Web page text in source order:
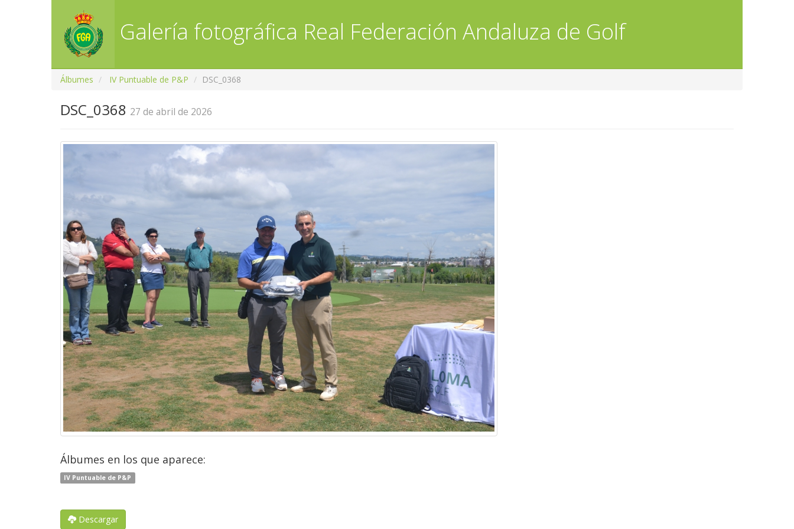
Galería fotográfica Real Federación Andaluza de Golf
Álbumes IV Puntuable de P&P DSC_0368
DSC_0368 27 de abril de 2026
Álbumes en los que aparece:
IV Puntuable de P&P
Descargar